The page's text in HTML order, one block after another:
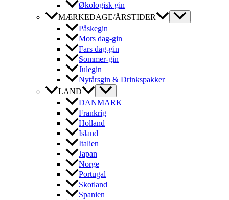
Økologisk gin
MÆRKEDAGE/ÅRSTIDER
Påskegin
Mors dag-gin
Fars dag-gin
Sommer-gin
Julegin
Nytårsgin & Drinkspakker
LAND
DANMARK
Frankrig
Holland
Island
Italien
Japan
Norge
Portugal
Skotland
Spanien